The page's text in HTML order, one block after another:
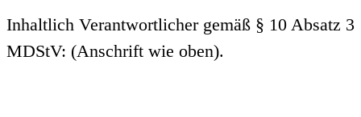
Inhaltlich Verantwortlicher gemäß § 10 Absatz 3
MDStV: (Anschrift wie oben).